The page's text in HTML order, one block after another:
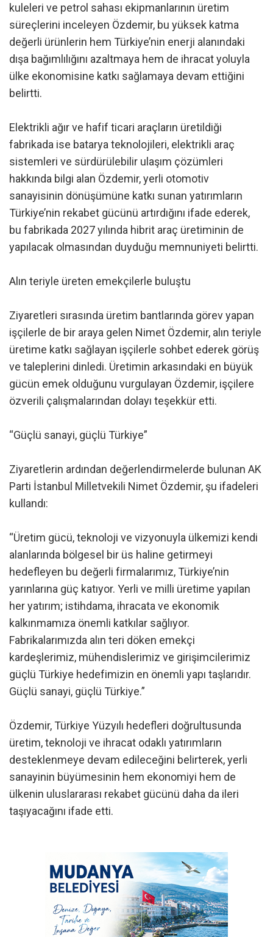
kuleleri ve petrol sahası ekipmanlarının üretim
süreçlerini inceleyen Özdemir, bu yüksek katma
değerli ürünlerin hem Türkiye’nin enerji alanındaki
dışa bağımlılığını azaltmaya hem de ihracat yoluyla
ülke ekonomisine katkı sağlamaya devam ettiğini
belirtti.
Elektrikli ağır ve hafif ticari araçların üretildiği
fabrikada ise batarya teknolojileri, elektrikli araç
sistemleri ve sürdürülebilir ulaşım çözümleri
hakkında bilgi alan Özdemir, yerli otomotiv
sanayisinin dönüşümüne katkı sunan yatırımların
Türkiye’nin rekabet gücünü artırdığını ifade ederek,
bu fabrikada 2027 yılında hibrit araç üretiminin de
yapılacak olmasından duyduğu memnuniyeti belirtti.
Alın teriyle üreten emekçilerle buluştu
Ziyaretleri sırasında üretim bantlarında görev yapan
işçilerle de bir araya gelen Nimet Özdemir, alın teriyle
üretime katkı sağlayan işçilerle sohbet ederek görüş
ve taleplerini dinledi. Üretimin arkasındaki en büyük
gücün emek olduğunu vurgulayan Özdemir, işçilere
özverili çalışmalarından dolayı teşekkür etti.
“Güçlü sanayi, güçlü Türkiye”
Ziyaretlerin ardından değerlendirmelerde bulunan AK
Parti İstanbul Milletvekili Nimet Özdemir, şu ifadeleri
kullandı:
“Üretim gücü, teknoloji ve vizyonuyla ülkemizi kendi
alanlarında bölgesel bir üs haline getirmeyi
hedefleyen bu değerli firmalarımız, Türkiye’nin
yarınlarına güç katıyor. Yerli ve milli üretime yapılan
her yatırım; istihdama, ihracata ve ekonomik
kalkınmamıza önemli katkılar sağlıyor.
Fabrikalarımızda alın teri döken emekçi
kardeşlerimiz, mühendislerimiz ve girişimcilerimiz
güçlü Türkiye hedefimizin en önemli yapı taşlarıdır.
Güçlü sanayi, güçlü Türkiye.”
Özdemir, Türkiye Yüzyılı hedefleri doğrultusunda
üretim, teknoloji ve ihracat odaklı yatırımların
desteklenmeye devam edileceğini belirterek, yerli
sanayinin büyümesinin hem ekonomiyi hem de
ülkenin uluslararası rekabet gücünü daha da ileri
taşıyacağını ifade etti.